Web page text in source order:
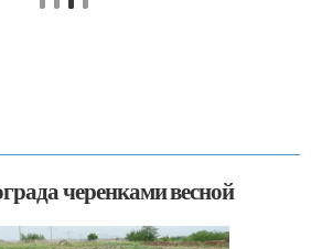
черенками весной